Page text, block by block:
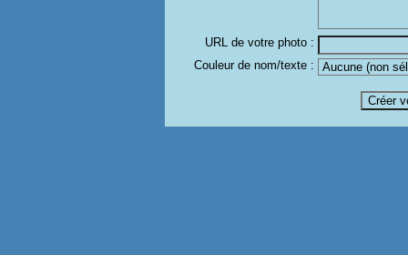
URL de votre photo :
Couleur de nom/texte :